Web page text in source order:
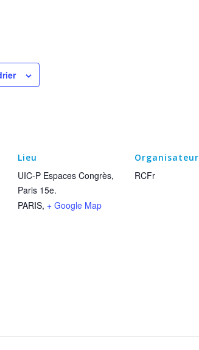
Lieu
UIC-P Espaces Congrès,
Paris 15e.
PARIS, + Google Map
Organisateur
RCFr